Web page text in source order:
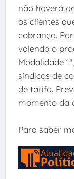
não haverá
os clientes
cobrança.
valendo o
Modalidade
síndicos de
de tarifa.
momento da
Para saber